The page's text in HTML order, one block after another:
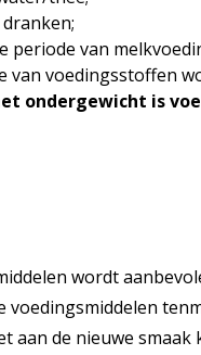
periode van
van voedingsstoffen
ondergewicht is
wordt
voedingsmiddelen
aan de nieuwe